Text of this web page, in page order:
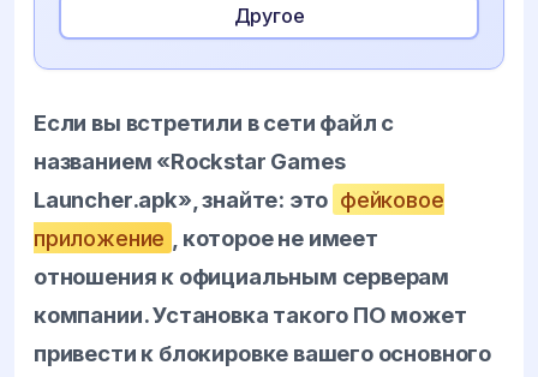
Другое
Если вы встретили в сети файл с
названием «Rockstar Games
Launcher.apk», знайте: это фейковое
приложение
, которое не имеет
отношения к официальным серверам
компании. Установка такого ПО может
привести к блокировке вашего основного